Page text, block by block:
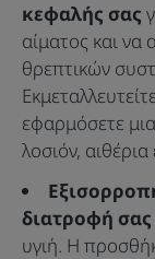
κεφαλής σας
αίματος και
θρεπτικών
εφαρμόσετε
λοσιόν,
διατροφή σας
υγιή. Η